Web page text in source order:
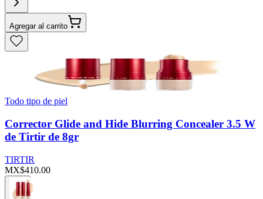
Agregar al carrito
Todo tipo de piel
Corrector Glide and Hide Blurring Concealer 3.5 W
de Tirtir de 8gr
TIRTIR
MX$410.00